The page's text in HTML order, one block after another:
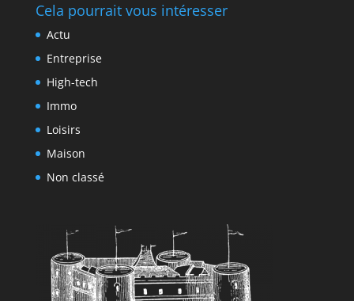
Cela pourrait vous intéresser
Actu
Entreprise
High-tech
Immo
Loisirs
Maison
Non classé